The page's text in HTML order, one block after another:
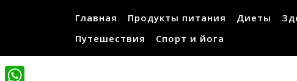
Главная Продукты питания Диеты
Путешествия
Спорт и йога